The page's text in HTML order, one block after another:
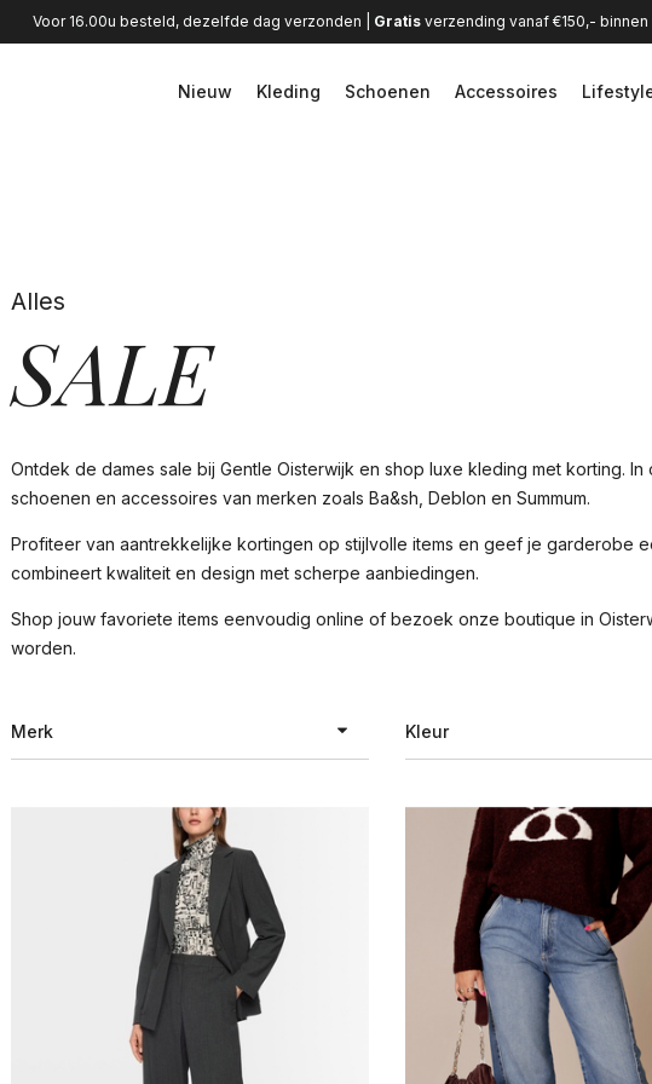
Voor 16.00u besteld, dezelfde dag verzonden | Gratisverzending vanaf €150,- binnen
Nieuw Kleding Schoenen Accessoires
Alles
SALE
Ontdek de dames sale bij Gentle Oisterwijk en shop luxe kleding met korting.
schoenen en accessoires van merken zoals Ba&sh, Deblon en Summum.
Profiteer van aantrekkelijke kortingen op stijlvolle items en geef je garderobe
combineert kwaliteit en design met scherpe aanbiedingen.
Shop jouw favoriete items eenvoudig online of bezoek onze boutique in
worden.
Merk
ALTER EGO
Beaumont
Berenice
Cambio
Kleur
antraciet
beige
blauw
blauw dessin
bordeaux rood
bruin